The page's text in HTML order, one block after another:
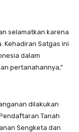
selamatkan karena
Kehadiran Satgas ini
dalam
pertanahannya,”
dilakukan
Tanah
Sengketa dan